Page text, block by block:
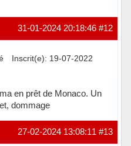
#12
31-01-2024 20:18:46
Inscrit(e): 19-07-2022
en prêt de Monaco. Un
dommage
#13
27-02-2024 13:08:11